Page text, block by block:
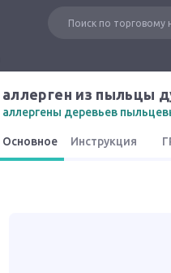
аллергены деревьев
Основное Инструкция